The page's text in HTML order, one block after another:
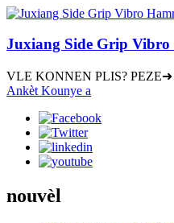
Juxiang Side Grip
VLE KONNEN PLIS? PEZE➜
Ankèt Kounye a
nouvèl